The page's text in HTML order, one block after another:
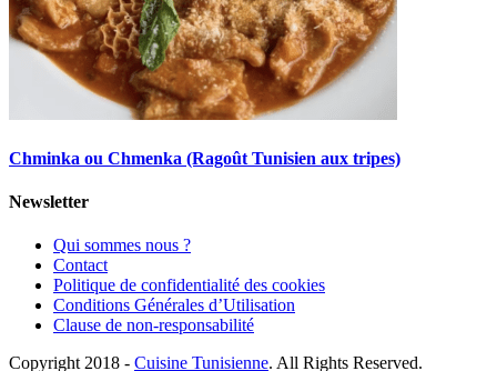
Chminka ou Chmenka (Ragoût Tunisien aux tripes)
Newsletter
Qui sommes nous ?
Contact
Politique de confidentialité des cookies
Conditions Générales d’Utilisation
Clause de non-responsabilité
Copyright 2018 - Cuisine Tunisienne. All Rights Reserved.